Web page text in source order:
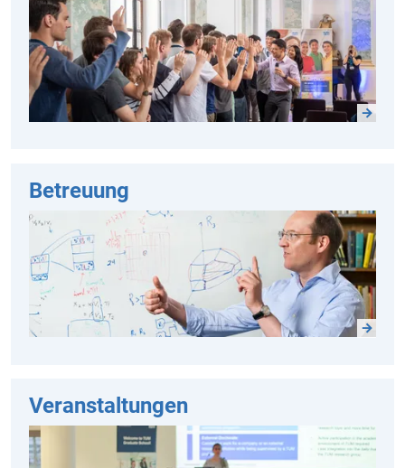
Betreuung
Veranstaltungen